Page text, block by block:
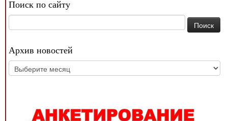
Поиск по сайту
Архив новостей
Архив
новостей